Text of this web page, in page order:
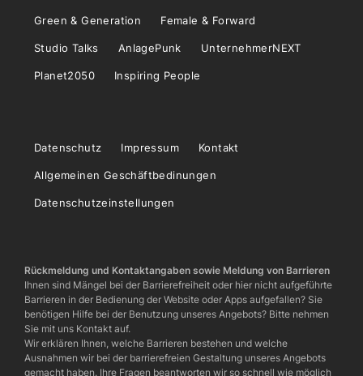
Green & Generation Female & Forward
Studio Talks AnlagePunk UnternehmerNEXT
Planet2050 Inspiring People
Datenschutz Impressum Kontakt
Allgemeinen Geschäftbedinungen
Datenschutzeinstellungen
Rückmeldung und Kontaktangaben sowie Meldung von Barrieren
Ihnen sind Mängel bei der Barrierefreiheit oder hier nicht aufgeführte
Barrieren in der Bedienung der Website oder Apps aufgefallen? Sie
benötigen Hilfe bei der Benutzung unseres Angebots? Bitte nehmen
Sie mit uns Kontakt auf.
Wir erklären Ihnen, welche Barrieren bestehen und welche
Ausnahmen wir bei der barrierefreien Gestaltung unseres Angebots
gemacht haben. Ihre Fragen beantworten wir so schnell wie möglich